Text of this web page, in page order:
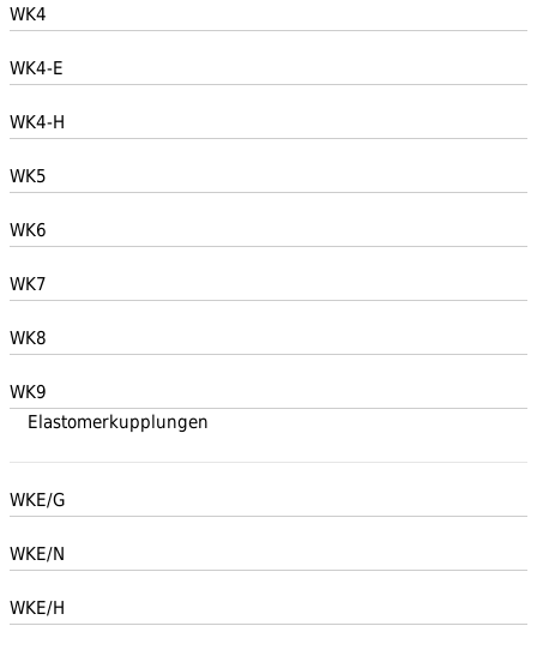
WK4
WK4-E
WK4-H
WK5
WK6
WK7
WK8
WK9
Elastomerkupplungen
WKE/G
WKE/N
WKE/H